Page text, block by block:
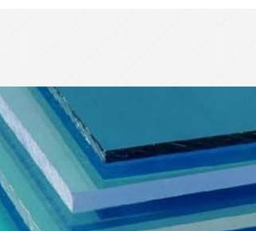
pc板定制